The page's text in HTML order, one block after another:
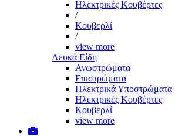
Ηλεκτρικές Κουβέρτες
/
Κουβερλί
/
view more
Λευκά Είδη
Ανωστρώματα
Επιστρώματα
Ηλεκτρικά Υποστρώματα
Ηλεκτρικές Κουβέρτες
Κουβερλί
view more